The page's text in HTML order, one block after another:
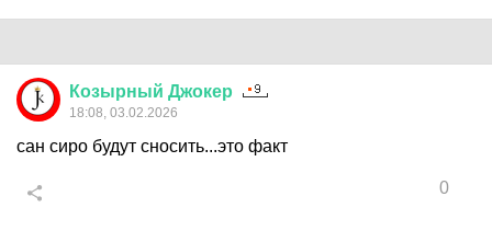
Козырный Джокер
18:08, 03.02.2026
сан сиро будут сносить...это факт
0